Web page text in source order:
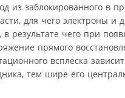
из заблокированного в
для чего электроны и
результате чего при
прямого
всплеска
тем шире его